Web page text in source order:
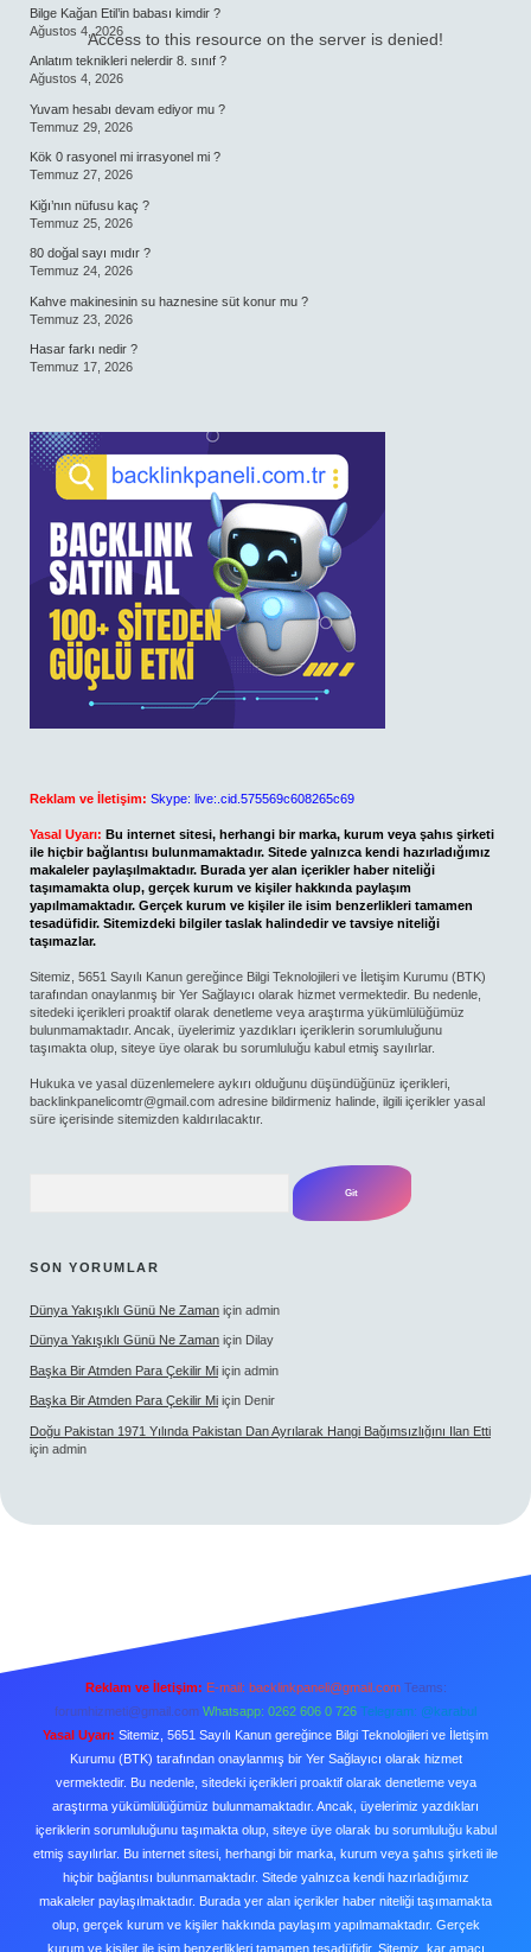
Bilge Kağan Etil’in babası kimdir ?
Ağustos 4, 2026
Anlatım teknikleri nelerdir 8. sınıf ?
Ağustos 4, 2026
Yuvam hesabı devam ediyor mu ?
Temmuz 29, 2026
Kök 0 rasyonel mi irrasyonel mi ?
Temmuz 27, 2026
Kiğı’nın nüfusu kaç ?
Temmuz 25, 2026
80 doğal sayı mıdır ?
Temmuz 24, 2026
Kahve makinesinin su haznesine süt konur mu ?
Temmuz 23, 2026
Hasar farkı nedir ?
Temmuz 17, 2026
Reklam ve İletişim: Skype: live:.cid.575569c608265c69
Yasal Uyarı: Bu internet sitesi, herhangi bir marka, kurum veya şahıs şirketi
ile hiçbir bağlantısı bulunmamaktadır. Sitede yalnızca kendi hazırladığımız
makaleler paylaşılmaktadır. Burada yer alan içerikler haber niteliği
taşımamakta olup, gerçek kurum ve kişiler hakkında paylaşım
yapılmamaktadır. Gerçek kurum ve kişiler ile isim benzerlikleri tamamen
tesadüfidir. Sitemizdeki bilgiler taslak halindedir ve tavsiye niteliği
taşımazlar.
Sitemiz, 5651 Sayılı Kanun gereğince Bilgi Teknolojileri ve İletişim Kurumu (BTK)
tarafından onaylanmış bir Yer Sağlayıcı olarak hizmet vermektedir. Bu nedenle,
sitedeki içerikleri proaktif olarak denetleme veya araştırma yükümlülüğümüz
bulunmamaktadır. Ancak, üyelerimiz yazdıkları içeriklerin sorumluluğunu
taşımakta olup, siteye üye olarak bu sorumluluğu kabul etmiş sayılırlar.
Hukuka ve yasal düzenlemelere aykırı olduğunu düşündüğünüz içerikleri,
backlinkpanelicomtr@gmail.com adresine bildirmeniz halinde, ilgili içerikler yasal
süre içerisinde sitemizden kaldırılacaktır.
SON YORUMLAR
Dünya Yakışıklı Günü Ne Zaman için admin
Dünya Yakışıklı Günü Ne Zaman için Dilay
Başka Bir Atmden Para Çekilir Mi için admin
Başka Bir Atmden Para Çekilir Mi için Denir
Doğu Pakistan 1971 Yılında Pakistan Dan Ayrılarak Hangi Bağımsızlığını Ilan Etti
için admin
Access to this resource on the server is denied!
Reklam ve İletişim: E-mail: backlinkpaneli@gmail.com Teams:
forumhizmeti@gmail.com Whatsapp: 0262 606 0 726 Telegram: @karabul
Yasal Uyarı: Sitemiz, 5651 Sayılı Kanun gereğince Bilgi Teknolojileri ve İletişim
Kurumu (BTK) tarafından onaylanmış bir Yer Sağlayıcı olarak hizmet
vermektedir. Bu nedenle, sitedeki içerikleri proaktif olarak denetleme veya
araştırma yükümlülüğümüz bulunmamaktadır. Ancak, üyelerimiz yazdıkları
içeriklerin sorumluluğunu taşımakta olup, siteye üye olarak bu sorumluluğu kabul
etmiş sayılırlar. Bu internet sitesi, herhangi bir marka, kurum veya şahıs şirketi ile
hiçbir bağlantısı bulunmamaktadır. Sitede yalnızca kendi hazırladığımız
makaleler paylaşılmaktadır. Burada yer alan içerikler haber niteliği taşımamakta
olup, gerçek kurum ve kişiler hakkında paylaşım yapılmamaktadır. Gerçek
kurum ve kişiler ile isim benzerlikleri tamamen tesadüfidir. Sitemiz, kar amacı